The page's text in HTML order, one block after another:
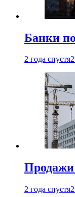
Банки
2 года спустя
Продажи
2 года спустя